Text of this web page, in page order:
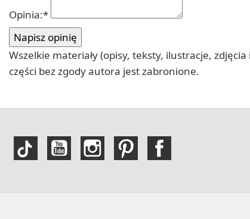
Opinia:*
Wszelkie materiały (opisy, teksty, ilustracje,
części bez zgody autora jest zabronione.